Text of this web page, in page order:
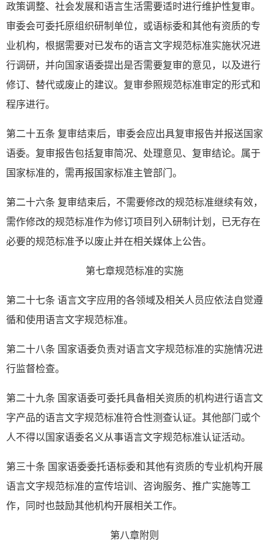
政策调整、社会发展和语言生活需要适时进行维护性复审。
审委会可委托原组织研制单位，或语标委和其他有资质的专
业机构，根据需要对已发布的语言文字规范标准实施状况进
行调研，并向国家语委提出是否需要复审的意见，以及进行
修订、替代或废止的建议。复审参照规范标准审定的形式和
程序进行。
第二十五条 复审结束后，审委会应出具复审报告并报送国家
语委。复审报告包括复审简况、处理意见、复审结论。属于
国家标准的，需再报国家标准主管部门。
第二十六条 复审结束后，不需要修改的规范标准继续有效，
需作修改的规范标准作为修订项目列入研制计划，已无存在
必要的规范标准予以废止并在相关媒体上公告。
第七章规范标准的实施
第二十七条 语言文字应用的各领域及相关人员应依法自觉遵
循和使用语言文字规范标准。
第二十八条 国家语委负责对语言文字规范标准的实施情况进
行监督检查。
第二十九条 国家语委可委托具备相关资质的机构进行语言文
字产品的语言文字规范标准符合性测查认证。其他部门或个
人不得以国家语委名义从事语言文字规范标准认证活动。
第三十条 国家语委委托语标委和其他有资质的专业机构开展
语言文字规范标准的宣传培训、咨询服务、推广实施等工
作，同时也鼓励其他机构开展相关工作。
第八章附则